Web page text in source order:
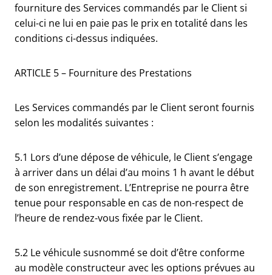
fourniture des Services commandés par le Client si
celui-ci ne lui en paie pas le prix en totalité dans les
conditions ci-dessus indiquées.
ARTICLE 5 – Fourniture des Prestations
Les Services commandés par le Client seront fournis
selon les modalités suivantes :
5.1 Lors d’une dépose de véhicule, le Client s’engage
à arriver dans un délai d’au moins 1 h avant le début
de son enregistrement. L’Entreprise ne pourra être
tenue pour responsable en cas de non-respect de
l’heure de rendez-vous fixée par le Client.
5.2 Le véhicule susnommé se doit d’être conforme
au modèle constructeur avec les options prévues au